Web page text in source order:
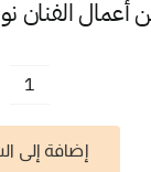
أعمال الفنان
كمية
قطة
إضافة إلى